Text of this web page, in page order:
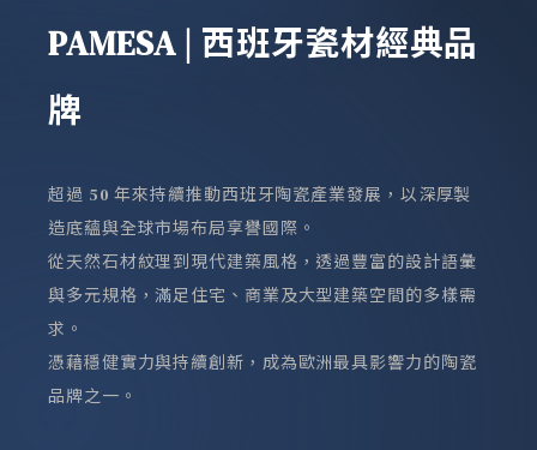
PAMESA| 西班牙瓷材經典品
牌
超過 50 年來持續推動西班牙陶瓷產業發展，以深厚製
造底蘊與全球市場布局享譽國際。
從天然石材紋理到現代建築風格，透過豐富的設計語彙
與多元規格，滿足住宅、商業及大型建築空間的多樣需
求。
憑藉穩健實力與持續創新，成為歐洲最具影響力的陶瓷
品牌之一。